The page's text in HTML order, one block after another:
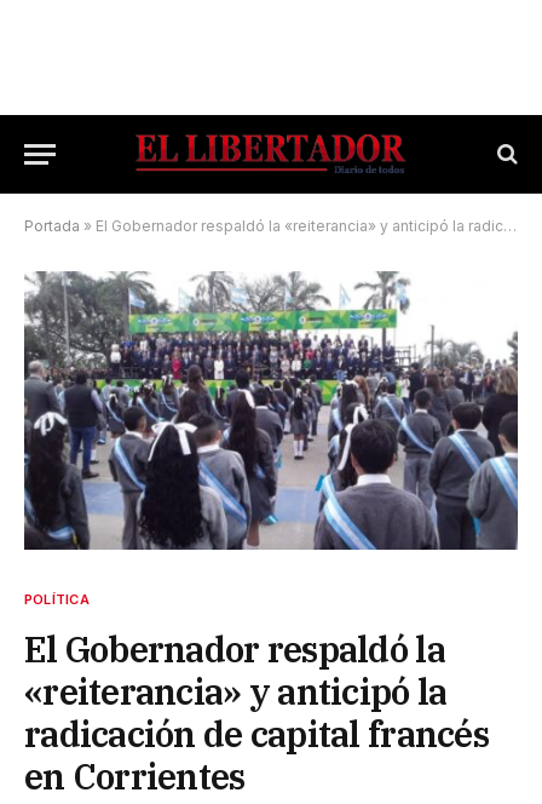
Portada » El Gobernador respaldó la «reiterancia» y anticipó la radicación de capital francés en Corrientes
POLÍTICA
El Gobernador respaldó la
«reiterancia» y anticipó la
radicación de capital francés
en Corrientes